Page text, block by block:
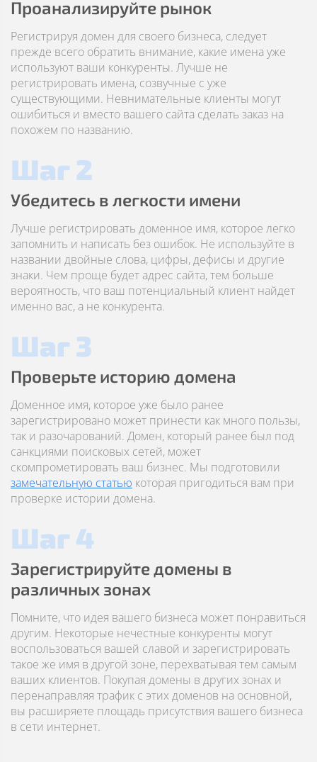
Проанализируйте рынок
Регистрируя домен для своего бизнеса, следует
прежде всего обратить внимание, какие имена уже
используют ваши конкуренты. Лучше не
регистрировать имена, созвучные с уже
существующими. Невнимательные клиенты могут
ошибиться и вместо вашего сайта сделать заказ на
похожем по названию.
Шаг 2
Убедитесь в легкости имени
Лучше регистрировать доменное имя, которое легко
запомнить и написать без ошибок. Не используйте в
названии двойные слова, цифры, дефисы и другие
знаки. Чем проще будет адрес сайта, тем больше
вероятность, что ваш потенциальный клиент найдет
именно вас, а не конкурента.
Шаг 3
Проверьте историю домена
Доменное имя, которое уже было ранее
зарегистрировано может принести как много пользы,
так и разочарований. Домен, который ранее был под
санкциями поисковых сетей, может
скомпрометировать ваш бизнес. Мы подготовили
замечательную статью которая пригодиться вам при
проверке истории домена.
Шаг 4
Зарегистрируйте домены в
различных зонах
Помните, что идея вашего бизнеса может понравиться
другим. Некоторые нечестные конкуренты могут
воспользоваться вашей славой и зарегистрировать
такое же имя в другой зоне, перехватывая тем самым
ваших клиентов. Покупая домены в других зонах и
перенаправляя трафик с этих доменов на основной,
вы расширяете площадь присутствия вашего бизнеса
в сети интернет.